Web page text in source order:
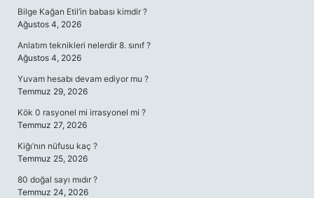
Bilge Kağan Etil’in babası kimdir ?
Ağustos 4, 2026
Anlatım teknikleri nelerdir 8. sınıf ?
Ağustos 4, 2026
Yuvam hesabı devam ediyor mu ?
Temmuz 29, 2026
Kök 0 rasyonel mi irrasyonel mi ?
Temmuz 27, 2026
Kiğı’nın nüfusu kaç ?
Temmuz 25, 2026
80 doğal sayı mıdır ?
Temmuz 24, 2026